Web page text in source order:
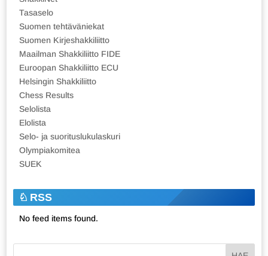
Tasaselo
Suomen tehtäväniekat
Suomen Kirjeshakkiliitto
Maailman Shakkiliitto FIDE
Euroopan Shakkiliitto ECU
Helsingin Shakkiliitto
Chess Results
Selolista
Elolista
Selo- ja suorituslukulaskuri
Olympiakomitea
SUEK
RSS
No feed items found.